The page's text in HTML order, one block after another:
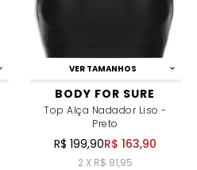
VER TAMANHOS
BODY FOR SURE
Top Alça Nadador Liso -
Preto
R$ 199,90R$ 163,90
2 X R$ 81,95